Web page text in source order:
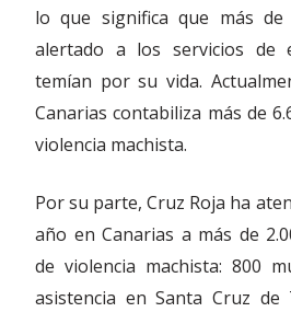
lo que significa que más de
alertado a los servicios de
temían por su vida.
Canarias contabiliza más de
violencia machista.
Por su parte, Cruz Roja ha
año en Canarias a más de
de violencia machista: 800
asistencia en Santa Cruz